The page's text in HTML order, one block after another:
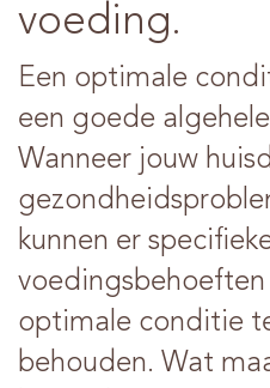
voeding.
Een optimale
een goede
Wanneer jouw
kunnen er
optimale conditie
behouden. Wat